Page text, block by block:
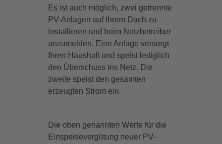
Es ist auch möglich, zwei getrennte
PV-Anlagen auf Ihrem Dach zu
installieren und beim Netzbetreiber
anzumelden. Eine Anlage versorgt
Ihren Haushalt und speist lediglich
den Überschuss ins Netz. Die
zweite speist den gesamten
erzeugten Strom ein.
Die oben genannten Werte für die
Einspeisevergütung neuer PV-